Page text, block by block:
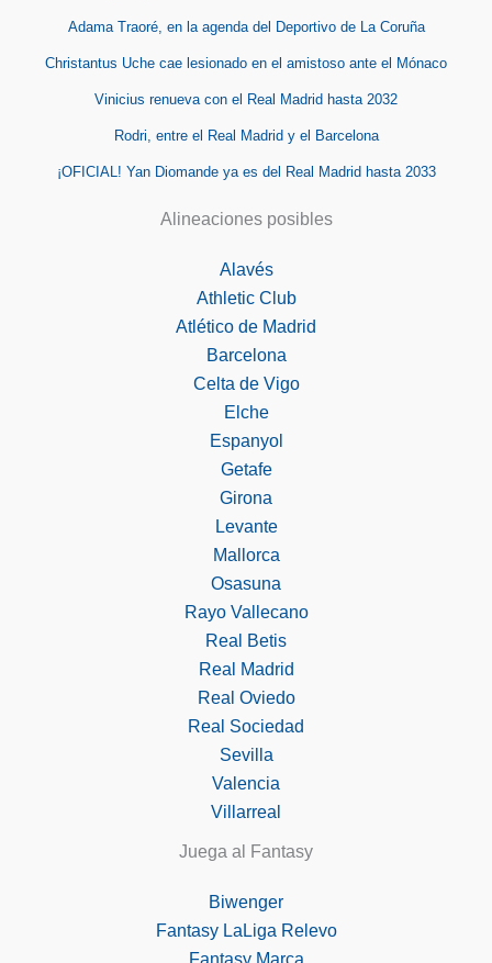
Adama Traoré, en la agenda del Deportivo de La Coruña
Christantus Uche cae lesionado en el amistoso ante el Mónaco
Vinicius renueva con el Real Madrid hasta 2032
Rodri, entre el Real Madrid y el Barcelona
¡OFICIAL! Yan Diomande ya es del Real Madrid hasta 2033
Alineaciones posibles
Alavés
Athletic Club
Atlético de Madrid
Barcelona
Celta de Vigo
Elche
Espanyol
Getafe
Girona
Levante
Mallorca
Osasuna
Rayo Vallecano
Real Betis
Real Madrid
Real Oviedo
Real Sociedad
Sevilla
Valencia
Villarreal
Juega al Fantasy
Biwenger
Fantasy LaLiga Relevo
Fantasy Marca